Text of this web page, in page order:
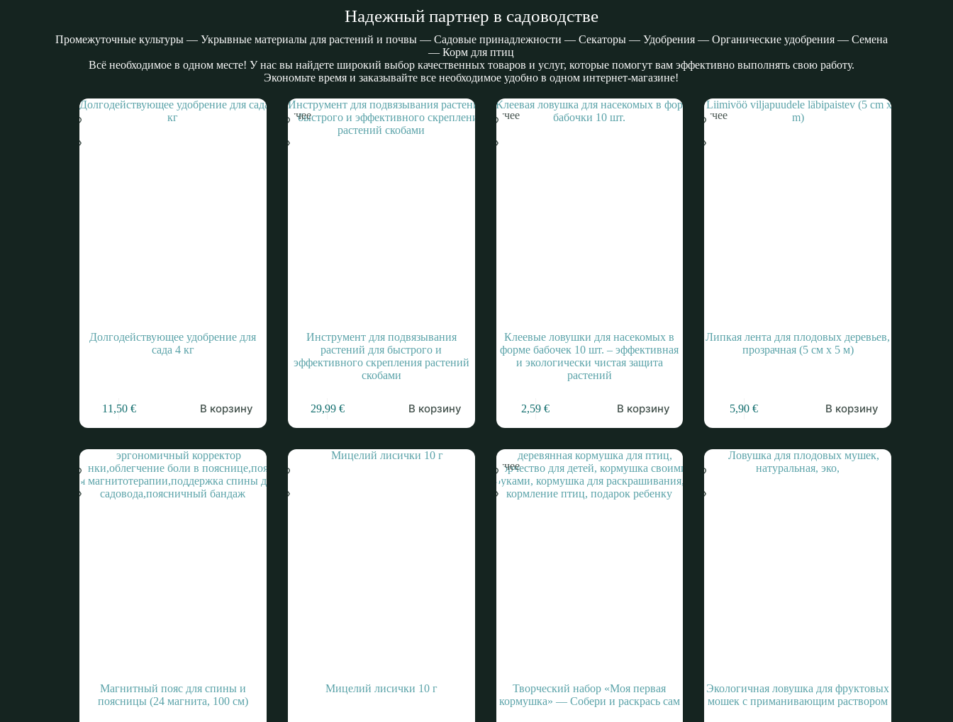
Надежный партнер в садоводстве
Промежуточные культуры — Укрывные материалы для растений и почвы — Садовые принадлежности — Секаторы — Удобрения — Органические удобрения — Семена
— Корм для птиц
Всё необходимое в одном месте! У нас вы найдете широкий выбор качественных товаров и услуг, которые помогут вам эффективно выполнять свою работу.
Экономьте время и заказывайте все необходимое удобно в одном интернет-магазине!
Долгодействующее удобрение для
сада 4 кг
11,50 € В корзину
Горячее
Инструмент для подвязывания
растений для быстрого и
эффективного скрепления растений
скобами
29,99 € В корзину
Горячее
Клеевые ловушки для насекомых в
форме бабочек 10 шт. – эффективная
и экологически чистая защита
растений
2,59€ В корзину
Горячее
Липкая лента для плодовых деревьев,
прозрачная (5 см x 5 м)
5,90€ В корзину
Магнитный пояс для спины и
поясницы (24 магнита, 100 см)
Мицелий лисички 10 г
Горячее
Творческий набор «Моя первая
кормушка» — Собери и раскрась сам
Экологичная ловушка для фруктовых
мошек с приманивающим раствором